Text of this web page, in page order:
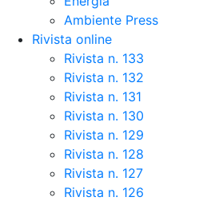
Ambiente Press
Rivista online
Rivista n. 133
Rivista n. 132
Rivista n. 131
Rivista n. 130
Rivista n. 129
Rivista n. 128
Rivista n. 127
Rivista n. 126